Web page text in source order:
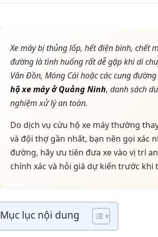
Xe máy bị thủng lốp, hết điện bình, chết
đường là tình huống rất dễ gặp khi di
Vân Đồn, Móng Cái hoặc các cung
hộ xe máy ở Quảng Ninh, danh sách
nghiệm xử lý an toàn.
Do dịch vụ cứu hộ xe máy thường
và đội thợ gần nhất, bạn nên gọi xác
đường, hãy ưu tiên đưa xe vào vị trí
chính xác và hỏi giá dự kiến trước khi
Mục lục nội dung